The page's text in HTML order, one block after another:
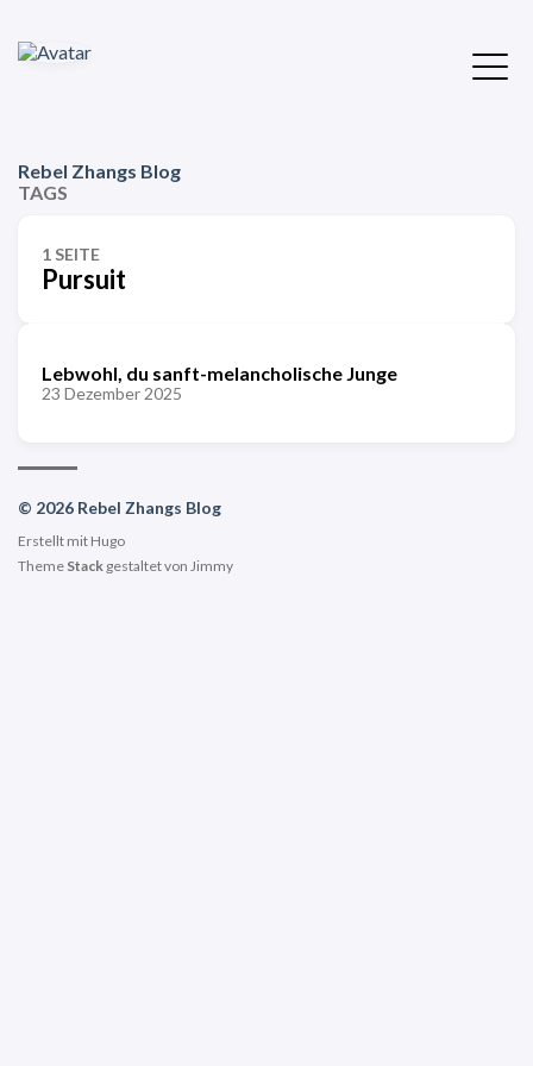
Rebel Zhangs Blog
TAGS
1 SEITE
Pursuit
Lebwohl, du sanft-melancholische Junge
23 Dezember 2025
© 2026 Rebel Zhangs Blog
Erstellt mit Hugo
Theme Stack gestaltet von Jimmy